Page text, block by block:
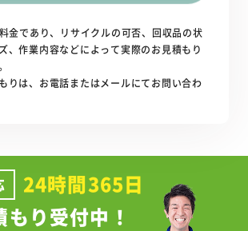
金であり、リサイクルの可否、回収品の状
、作業内容などによって実際のお見積もり
りは、お電話またはメールにてお問い合わ
24時間365日
り受付中！